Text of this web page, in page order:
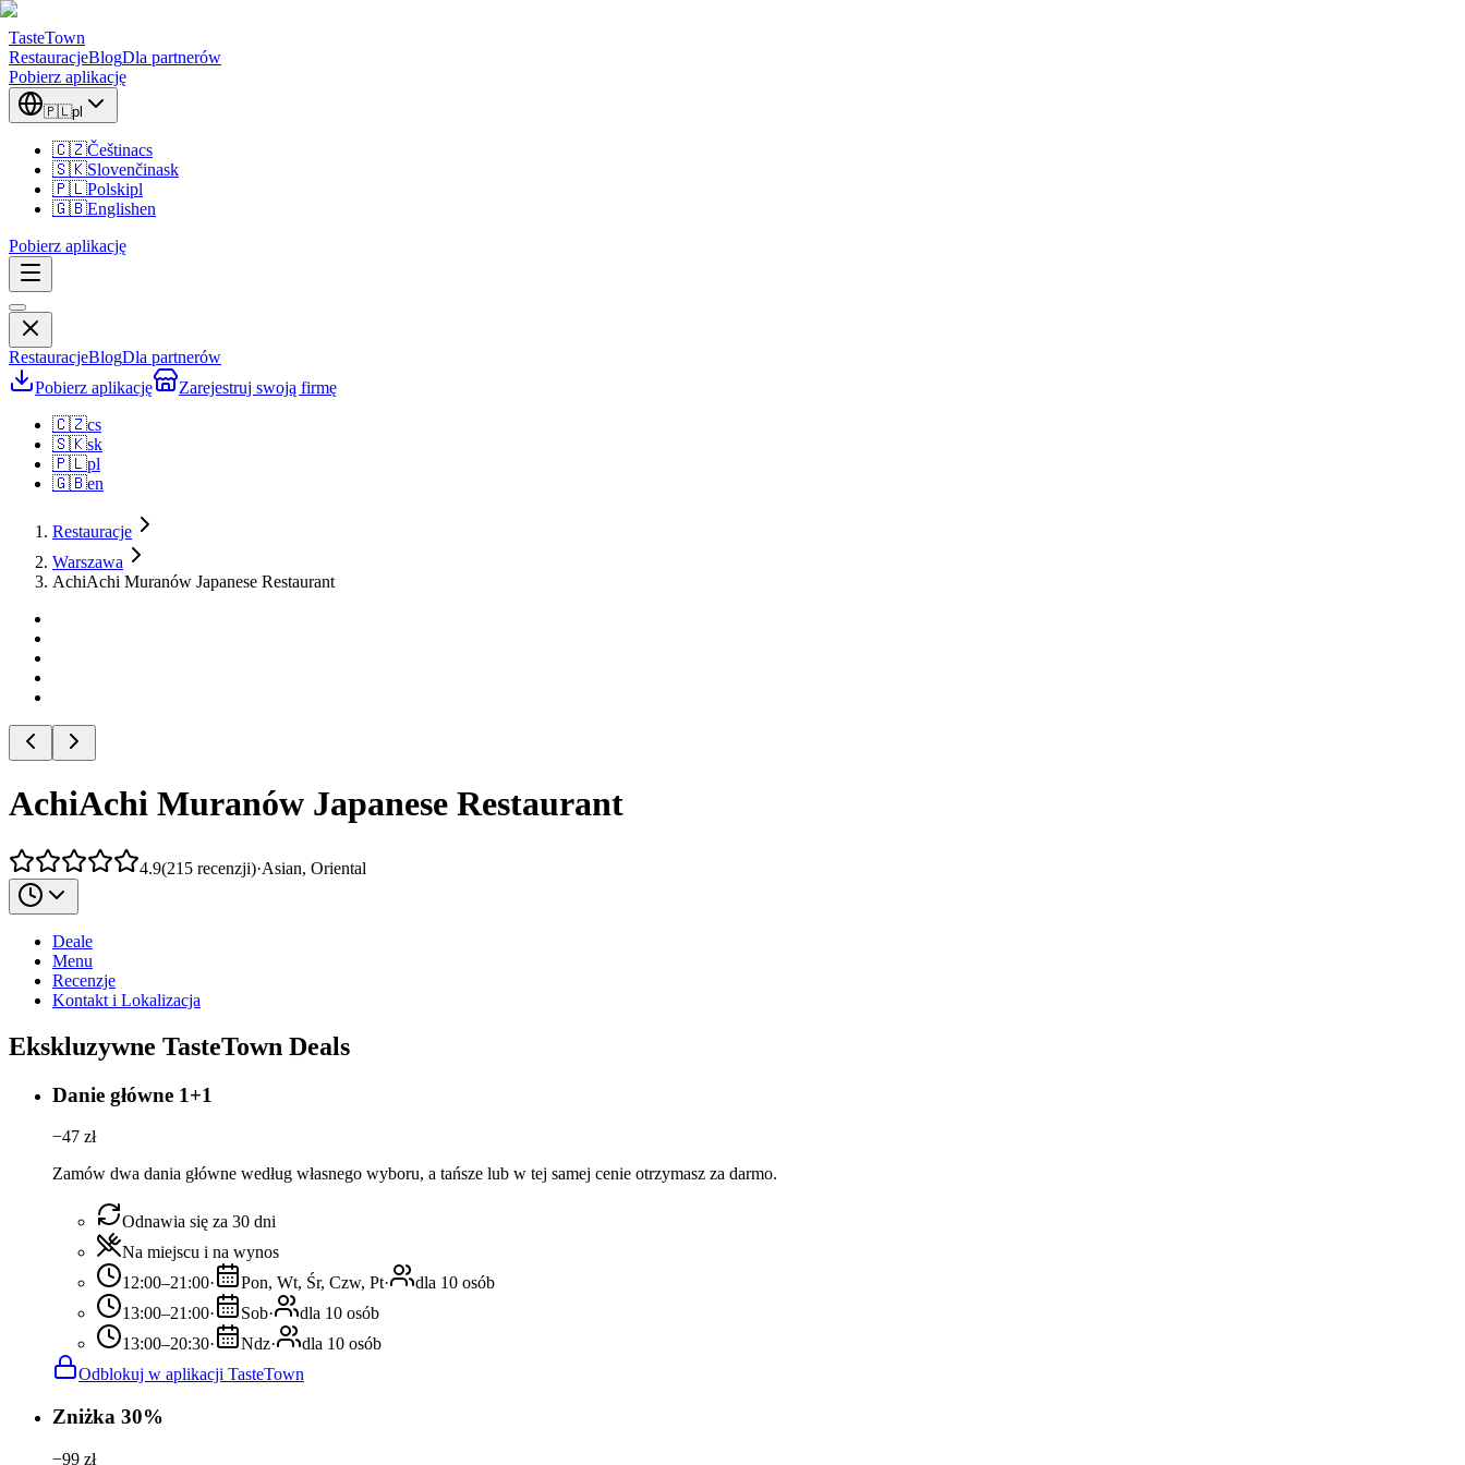
TasteTown
RestauracjeBlogDla partnerów
Pobierz aplikację
🇵🇱pl
🇨🇿Češtinacs
🇸🇰Slovenčinask
🇵🇱Polskipl
🇬🇧Englishen
Pobierz aplikację
RestauracjeBlogDla partnerów
Pobierz aplikację
Zarejestruj swoją firmę
🇨🇿cs
🇸🇰sk
🇵🇱pl
🇬🇧en
Restauracje
Warszawa
AchiAchi Muranów Japanese Restaurant
AchiAchi Muranów Japanese Restaurant
4.9(215 recenzji)·Asian, Oriental
Deale
Menu
Recenzje
Kontakt i Lokalizacja
Ekskluzywne TasteTown Deals
Danie główne 1+1
−47 zł
Zamów dwa dania główne według własnego wyboru, a tańsze lub w tej samej cenie otrzymasz za darmo.
Odnawia się za 30 dni
Na miejscu i na wynos
12:00–21:00· Pon, Wt, Śr, Czw, Pt·
dla 10 osób
13:00–21:00· Sob·
dla 10 osób
13:00–20:30· Ndz·
dla 10 osób
Odblokuj w aplikacji TasteTown
Zniżka 30%
−99 zł